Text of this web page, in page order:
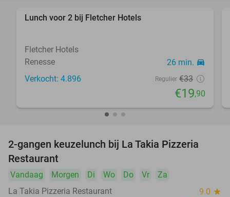
Lunch voor 2 bij Fletcher Hotels
Fletcher Hotels
Renesse
26 min. directions_car
Verkocht: 4.896 Regulier €33
€19,90
2-gangen keuzelunch bij La Takia Pizzeria
Restaurant
Vandaag Morgen Di Wo Do Vr
Za
La Takia Pizzeria Restaurant
9.0 star